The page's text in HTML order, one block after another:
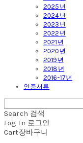
2025년
2024년
2023년
2022년
2021년
2020년
2019년
2018년
2016-17년
인증서류
Search 검색
Log In 로그인
Cart장바구니